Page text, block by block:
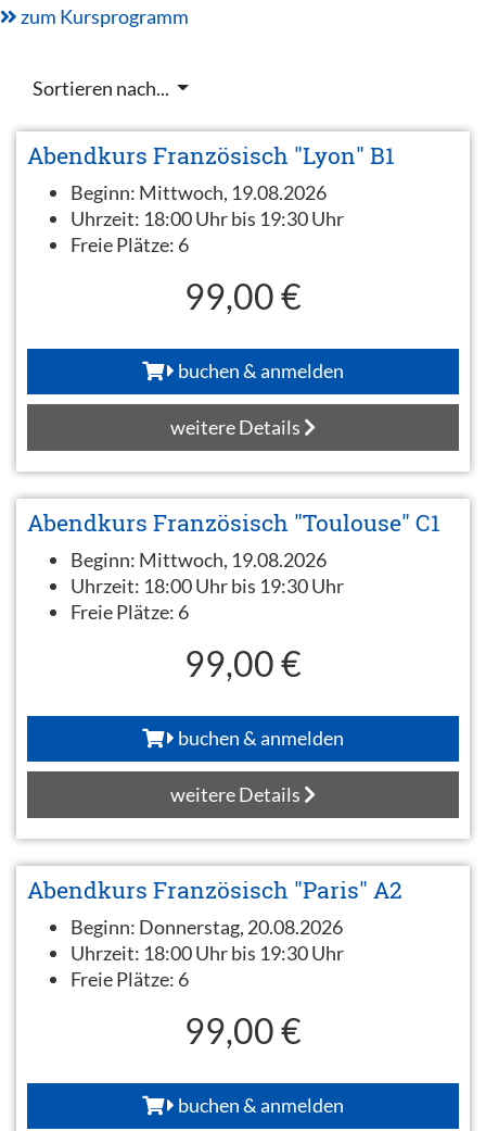
zum Kursprogramm
Sortieren nach...
Abendkurs Französisch "Lyon" B1
Beginn: Mittwoch, 19.08.2026
Uhrzeit: 18:00 Uhr bis 19:30 Uhr
Freie Plätze: 6
99,00 €
buchen & anmelden
weitere Details
Abendkurs Französisch "Toulouse" C1
Beginn: Mittwoch, 19.08.2026
Uhrzeit: 18:00 Uhr bis 19:30 Uhr
Freie Plätze: 6
99,00 €
buchen & anmelden
weitere Details
Abendkurs Französisch "Paris" A2
Beginn: Donnerstag, 20.08.2026
Uhrzeit: 18:00 Uhr bis 19:30 Uhr
Freie Plätze: 6
99,00 €
buchen & anmelden